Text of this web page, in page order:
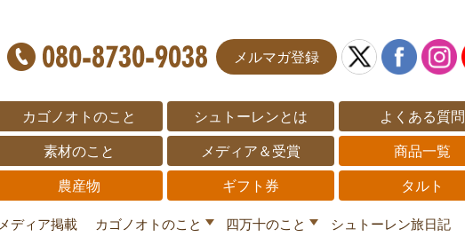
メルマガ登録
カゴノオトのこと シュトーレンとは よくある質問
素材のこと メディア＆受賞 商品一覧
農産物 ギフト券 タルト
メディア掲載 カゴノオトのこと 四万十のこと シュトーレン旅日記